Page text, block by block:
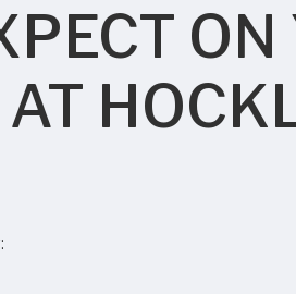
ON